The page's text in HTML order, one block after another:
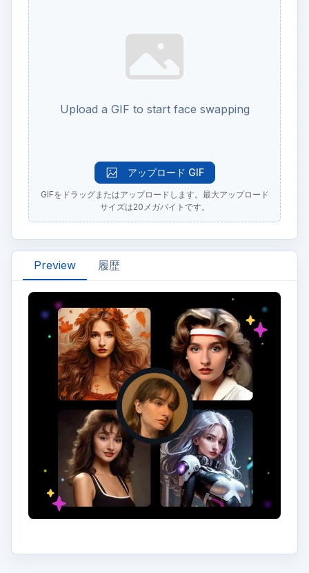
Upload a GIF to start face swapping
アップロード GIF
GIFをドラッグまたはアップロードします。最大アップロード
サイズは20メガバイトです。
Preview 履歴